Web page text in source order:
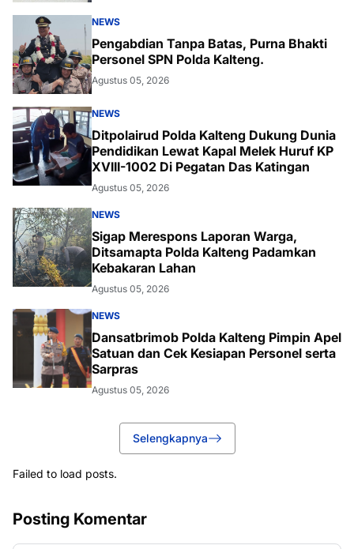
NEWS
Pengabdian Tanpa Batas, Purna Bhakti
Personel SPN Polda Kalteng.
Agustus 05, 2026
NEWS
Ditpolairud Polda Kalteng Dukung Dunia
Pendidikan Lewat Kapal Melek Huruf KP
XVIII-1002 Di Pegatan Das Katingan
Agustus 05, 2026
NEWS
Sigap Merespons Laporan Warga,
Ditsamapta Polda Kalteng Padamkan
Kebakaran Lahan
Agustus 05, 2026
NEWS
Dansatbrimob Polda Kalteng Pimpin Apel
Satuan dan Cek Kesiapan Personel serta
Sarpras
Agustus 05, 2026
Selengkapnya
Failed to load posts.
Posting Komentar